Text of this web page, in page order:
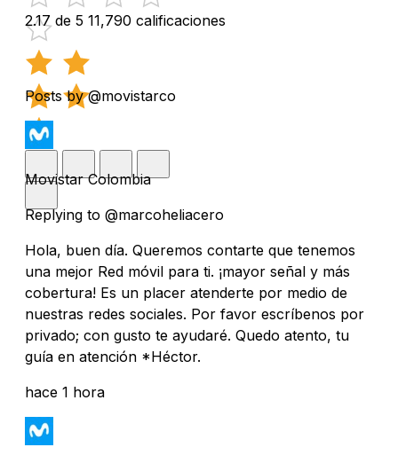
2.17 de 5 11,790 calificaciones
Posts by @movistarco
Movistar Colombia
Replying to @marcoheliacero
Hola, buen día. Queremos contarte que tenemos
una mejor Red móvil para ti. ¡mayor señal y más
cobertura! Es un placer atenderte por medio de
nuestras redes sociales. Por favor escríbenos por
privado; con gusto te ayudaré. Quedo atento, tu
guía en atención *Héctor.
hace 1 hora